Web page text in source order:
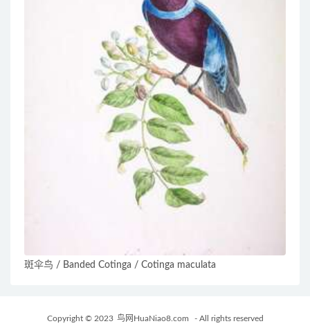
斑伞鸟 / Banded Cotinga / Cotinga maculata
Copyright © 2023 鸟网HuaNiao8.com - All rights reserved